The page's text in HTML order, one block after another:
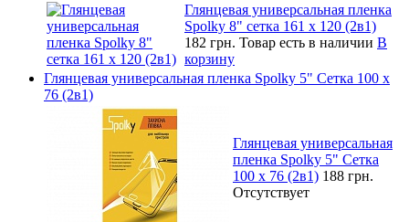
Глянцевая универсальная пленка
Spolky 8" сетка 161 х 120 (2в1)
182 грн. Товар есть в наличии В
корзину
Глянцевая универсальная пленка Spolky 5" Сетка 100 x
76 (2в1)
Глянцевая универсальная
пленка Spolky 5" Сетка
100 x 76 (2в1) 188 грн.
Отсутствует